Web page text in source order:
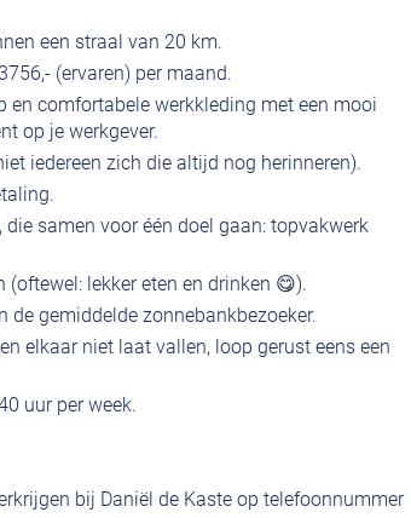
een straal van 20 km.
(ervaren) per maand.
en comfortabele werkkleding met een mooi
op je werkgever.
iedereen zich die altijd nog herinneren).
samen voor één doel gaan: topvakwerk
lekker eten en drinken 😋).
de gemiddelde zonnebankbezoeker.
elkaar niet laat vallen, loop gerust eens een
uur per week.
bij Daniël de Kaste op telefoonnummer